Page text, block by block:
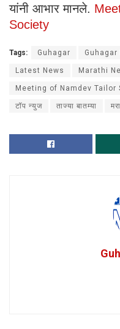
यांनी आभार मानले.
Society
Tags: Guhagar Guhagar
Latest News Marathi
Meeting of Namdev Tailor
टॉप न्युज ताज्या बातम्या